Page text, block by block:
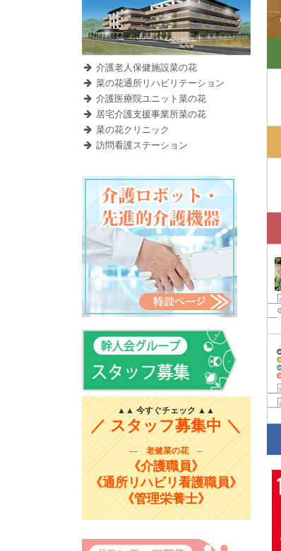
介護老人保健施設菜の花
菜の花通所リハビリテーション
介護医療院ユニット菜の花
居宅介護支援事業所菜の花
菜の花クリニック
訪問看護ステーション
▲▲ 今すぐチェック ▲▲
／ スタッフ募集中 ＼
--- 老健菜の花 --
《介護職員》
《通所リハビリ看護職員》
《管理栄養士》